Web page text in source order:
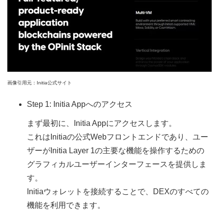
画像引用元：Initia公式サイト
Step 1: Initia Appへのアクセス
まず最初に、Initia Appにアクセスします。
これはInitiaの公式Webフロントエンドであり、ユー
ザーがInitia Layer 1の主要な機能を操作するための
グラフィカルユーザーインターフェースを提供しま
す。
Initiaウォレットを接続することで、DEXのすべての
機能を利用できます。